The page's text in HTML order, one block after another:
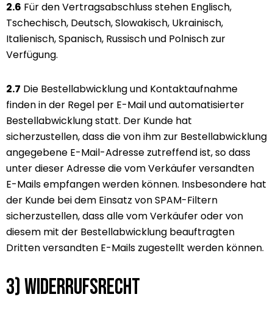
2.6 Für den Vertragsabschluss stehen Englisch,
Tschechisch, Deutsch, Slowakisch, Ukrainisch,
Italienisch, Spanisch, Russisch und Polnisch zur
Verfügung.
2.7 Die Bestellabwicklung und Kontaktaufnahme
finden in der Regel per E-Mail und automatisierter
Bestellabwicklung statt. Der Kunde hat
sicherzustellen, dass die von ihm zur Bestellabwicklung
angegebene E-Mail-Adresse zutreffend ist, so dass
unter dieser Adresse die vom Verkäufer versandten
E-Mails empfangen werden können. Insbesondere hat
der Kunde bei dem Einsatz von SPAM-Filtern
sicherzustellen, dass alle vom Verkäufer oder von
diesem mit der Bestellabwicklung beauftragten
Dritten versandten E-Mails zugestellt werden können.
3) Widerrufsrecht